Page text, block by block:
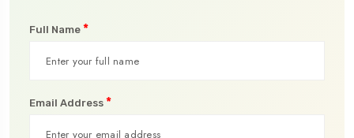
Full Name *
Email Address *